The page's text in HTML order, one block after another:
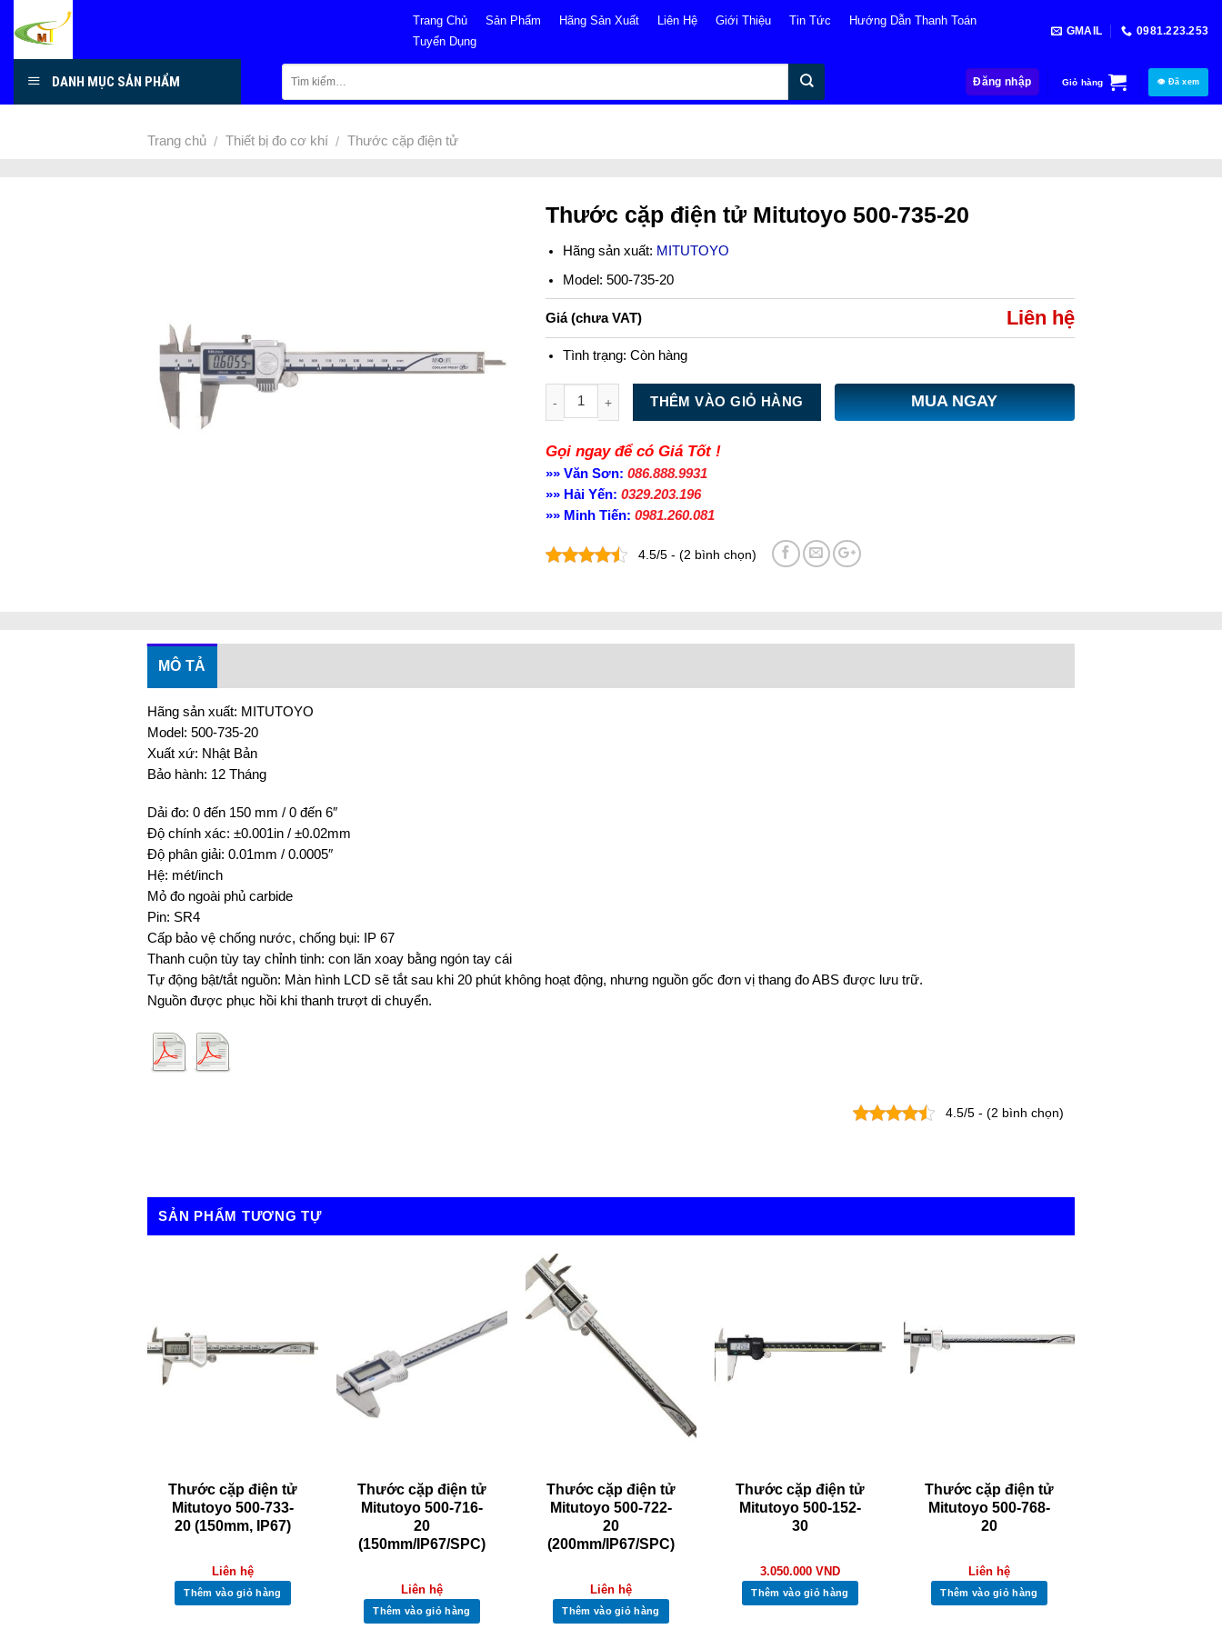
Trang Chủ Sản Phẩm Hãng Sản Xuất Liên Hệ Giới Thiệu Tin Tức
Hướng Dẫn Thanh Toán
Tuyển Dụng
GMAIL 0981.223.253
DANH MỤC SẢN PHẨM Đăng nhập Giỏ hàng 👁 Đã xem
Trang chủ / Thiết bị đo cơ khí / Thước cặp điện tử
Thước cặp điện tử Mitutoyo 500-735-20
Hãng sản xuất: MITUTOYO
Model: 500-735-20
Giá (chưa VAT) Liên hệ
Tình trạng: Còn hàng
Số lượng
THÊM VÀO GIỎ HÀNG MUA NGAY
Gọi ngay để có Giá Tốt !
»» Văn Sơn: 086.888.9931
»» Hải Yến: 0329.203.196
»» Minh Tiến: 0981.260.081
4.5/5 - (2 bình chọn)
MÔ TẢ
Hãng sản xuất: MITUTOYO
Model: 500-735-20
Xuất xứ: Nhật Bản
Bảo hành: 12 Tháng
Dải đo: 0 đến 150 mm / 0 đến 6″
Độ chính xác: ±0.001in / ±0.02mm
Độ phân giải: 0.01mm / 0.0005″
Hệ: mét/inch
Mỏ đo ngoài phủ carbide
Pin: SR4
Cấp bảo vệ chống nước, chống bụi: IP 67
Thanh cuộn tùy tay chỉnh tinh: con lăn xoay bằng ngón tay cái
Tự động bật/tắt nguồn: Màn hình LCD sẽ tắt sau khi 20 phút không hoạt động, nhưng nguồn gốc đơn vị thang đo ABS được lưu trữ.
Nguồn được phục hồi khi thanh trượt di chuyển.
4.5/5 - (2 bình chọn)
SẢN PHẨM TƯƠNG TỰ
Thước cặp điện tử
Mitutoyo 500-733-
20 (150mm, IP67)
Liên hệ
Thêm vào giỏ hàng
Thước cặp điện tử
Mitutoyo 500-716-
20
(150mm/IP67/SPC)
Liên hệ
Thêm vào giỏ hàng
Thước cặp điện tử
Mitutoyo 500-722-
20
(200mm/IP67/SPC)
Liên hệ
Thêm vào giỏ hàng
Thước cặp điện tử
Mitutoyo 500-152-
30
3.050.000 VND
Thêm vào giỏ hàng
Thước cặp điện tử
Mitutoyo 500-768-
20
Liên hệ
Thêm vào giỏ hàng